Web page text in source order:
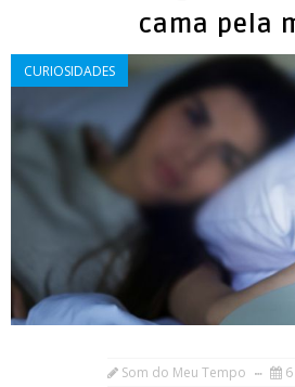
cama pela
CURIOSIDADES
Som do Meu Tempo